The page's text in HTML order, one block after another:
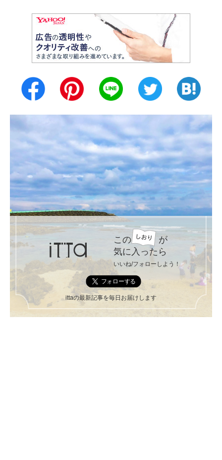
この
が
気に入ったら
いいね/フォローしよう！
ittaの最新記事を毎日お届けします